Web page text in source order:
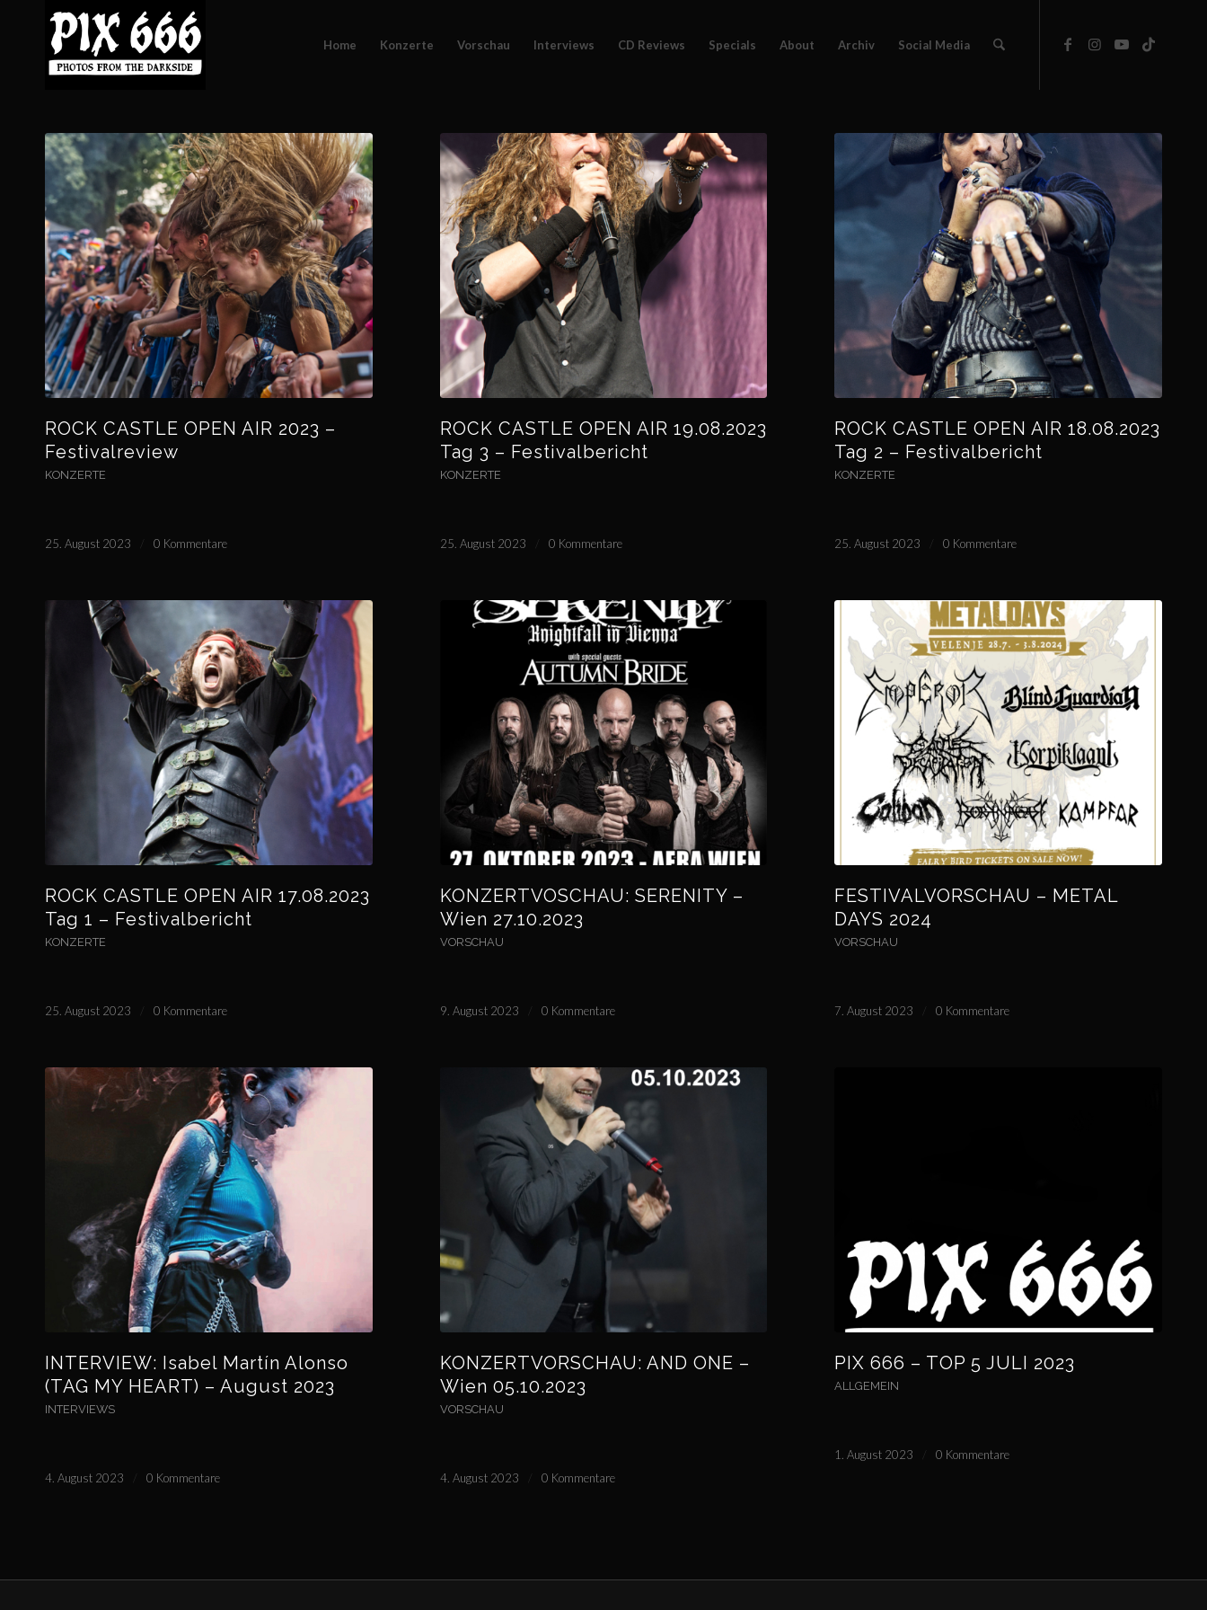
Home Konzerte Vorschau Interviews CD Reviews Specials About Archiv Social Media
ROCK CASTLE OPEN AIR 2023 –
Festivalreview
KONZERTE
25. August 2023 0 Kommentare
ROCK CASTLE OPEN AIR 19.08.2023
Tag 3 – Festivalbericht
KONZERTE
25. August 2023 0 Kommentare
ROCK CASTLE OPEN AIR 18.08.2023
Tag 2 – Festivalbericht
KONZERTE
25. August 2023 0 Kommentare
ROCK CASTLE OPEN AIR 17.08.2023
Tag 1 – Festivalbericht
KONZERTE
25. August 2023 0 Kommentare
KONZERTVOSCHAU: SERENITY –
Wien 27.10.2023
VORSCHAU
9. August 2023 0 Kommentare
FESTIVALVORSCHAU – METAL
DAYS 2024
VORSCHAU
7. August 2023 0 Kommentare
INTERVIEW: Isabel Martín Alonso
(TAG MY HEART) – August 2023
INTERVIEWS
4. August 2023 0 Kommentare
KONZERTVORSCHAU: AND ONE –
Wien 05.10.2023
VORSCHAU
4. August 2023 0 Kommentare
PIX 666 – TOP 5 JULI 2023
ALLGEMEIN
1. August 2023 0 Kommentare